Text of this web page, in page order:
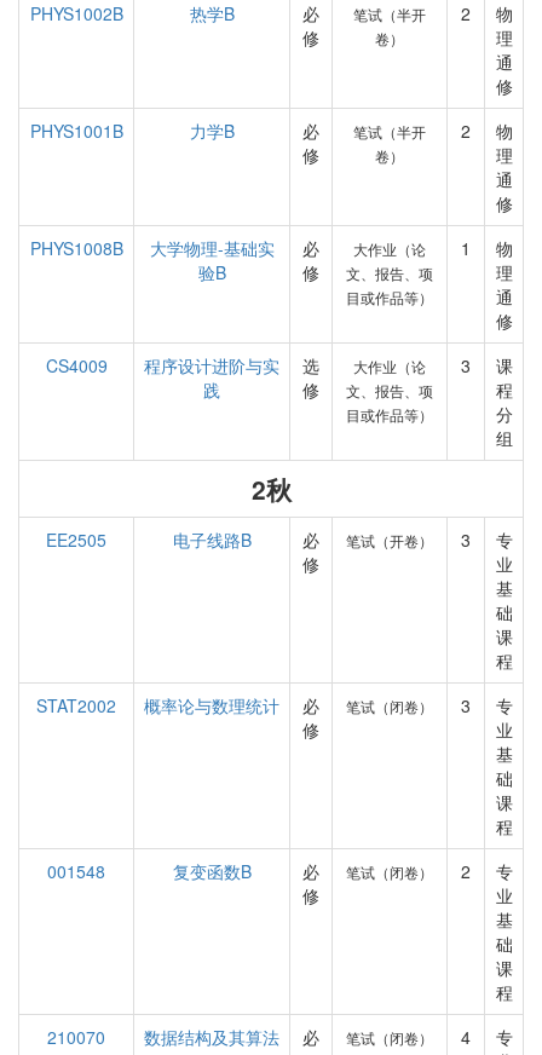
PHYS1002B
热学B
必
修
笔试（半开
卷）
2
物
理
通
修
PHYS1001B
力学B
必
修
笔试（半开
卷）
2
物
理
通
修
PHYS1008B
大学物理-基础实
验B
必
修
大作业（论
文、报告、项
目或作品等）
1
物
理
通
修
CS4009
程序设计进阶与实
践
选
修
大作业（论
文、报告、项
目或作品等）
3
课
程
分
组
2秋
EE2505 电子线路B
必
修
笔试（开卷） 3
专
业
基
础
课
程
STAT2002
概率论与数理统计
必
修
笔试（闭卷） 3
专
业
基
础
课
程
001548
复变函数B
必
修
笔试（闭卷） 2
专
业
基
础
课
程
210070
数据结构及其算法
必
笔试（闭卷） 4
专